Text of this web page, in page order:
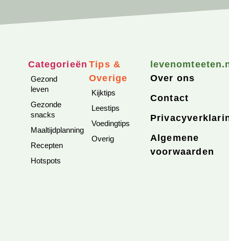
Categorieën
Gezond
leven
Gezonde
snacks
Maaltijdplanning
Recepten
Hotspots
Tips &
Overige
Kijktips
Leestips
Voedingtips
Overig
Over ons
Contact
Algemene
voorwaarden